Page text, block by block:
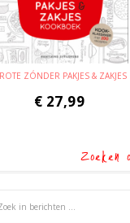
ZÓNDER PAKJES & ZAKJES
€ 27,99
Zoeken